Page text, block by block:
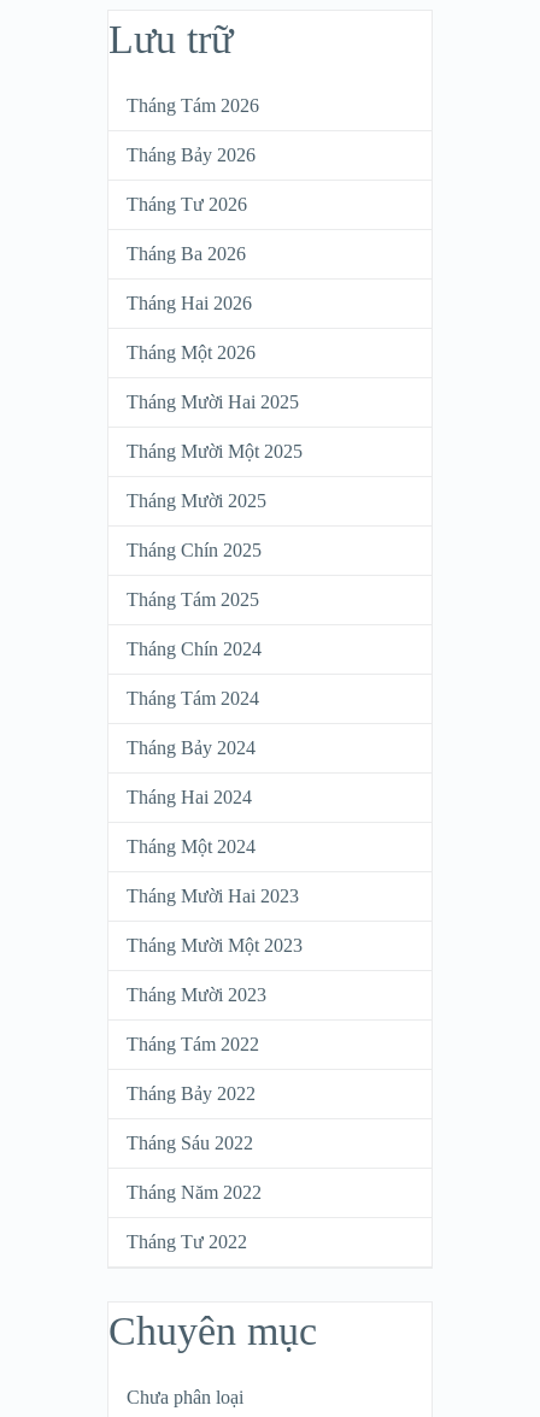
Lưu trữ
Tháng Tám 2026
Tháng Bảy 2026
Tháng Tư 2026
Tháng Ba 2026
Tháng Hai 2026
Tháng Một 2026
Tháng Mười Hai 2025
Tháng Mười Một 2025
Tháng Mười 2025
Tháng Chín 2025
Tháng Tám 2025
Tháng Chín 2024
Tháng Tám 2024
Tháng Bảy 2024
Tháng Hai 2024
Tháng Một 2024
Tháng Mười Hai 2023
Tháng Mười Một 2023
Tháng Mười 2023
Tháng Tám 2022
Tháng Bảy 2022
Tháng Sáu 2022
Tháng Năm 2022
Tháng Tư 2022
Chuyên mục
Chưa phân loại